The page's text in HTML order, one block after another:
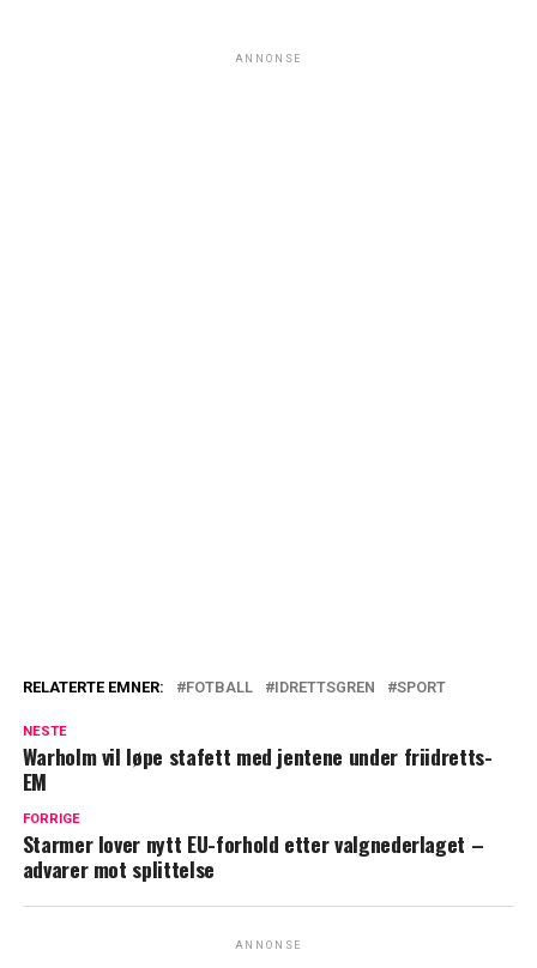
ANNONSE
RELATERTE EMNER: FOTBALL IDRETTSGREN SPORT
NESTE
Warholm vil løpe stafett med jentene under friidretts-
EM
FORRIGE
Starmer lover nytt EU-forhold etter valgnederlaget –
advarer mot splittelse
ANNONSE